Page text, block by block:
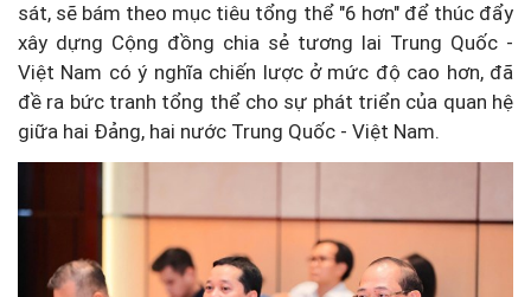
sát, sẽ bám theo mục tiêu tổng thể "6 hơn" để thúc đẩy
xây dựng Cộng đồng chia sẻ tương lai Trung Quốc -
Việt Nam có ý nghĩa chiến lược ở mức độ cao hơn, đã
đề ra bức tranh tổng thể cho sự phát triển của quan hệ
giữa hai Đảng, hai nước Trung Quốc - Việt Nam.